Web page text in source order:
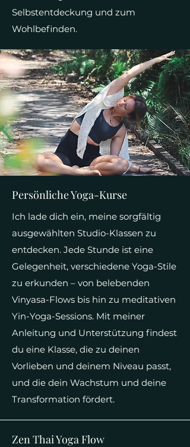
Selbstentdeckung und zum
Wohlbefinden.
Persönliche Yoga-Kurse
Ich lade dich ein, meine sorgfältig
ausgewählten Studio-Klassen zu
entdecken. Jede Stunde ist eine
Gelegenheit, verschiedene Yoga-Stile
zu erkunden – von belebenden
Vinyasa-Flows bis hin zu meditativen
Yin-Yoga-Sessions. Mit meiner
Anleitung und Unterstützung findest
du eine Klasse, die zu deinen
Vorlieben und deinem Niveau passt,
und die dein Wachstum und deine
Transformation fördert.
Zen Thai Yoga Flow